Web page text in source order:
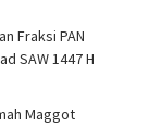
Fraksi PAN
SAW 1447 H
Maggot